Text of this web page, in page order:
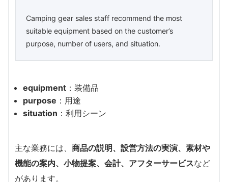
Camping gear sales staff recommend the most
suitable equipment based on the customer’s
purpose, number of users, and situation.
equipment ：装備品
purpose ：用途
situation ：利用シーン
主な業務には、 商品の説明、設営方法の実演、素材や
機能の案内、小物提案、会計、アフターサービスなど
があります。